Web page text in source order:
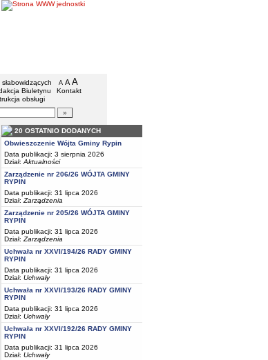
Rypin
dodatkowe
słabowidzących A pomniejsz czcionkę
A standardowy rozmiar czcionki
A
Biuletynu
Kontakt
obsługi
artykułów
20 OSTATNIO DODANYCH
Obwieszczenie Wójta Gminy Rypin
Data publikacji: 3 sierpnia 2026
Dział: Aktualności
Zarządzenie nr 206/26 WÓJTA GMINY
RYPIN
Data publikacji: 31 lipca 2026
Dział: Zarządzenia
Zarządzenie nr 205/26 WÓJTA GMINY
RYPIN
Data publikacji: 31 lipca 2026
Dział: Zarządzenia
Uchwała nr XXVI/194/26 RADY GMINY
RYPIN
Data publikacji: 31 lipca 2026
Dział: Uchwały
Uchwała nr XXVI/193/26 RADY GMINY
RYPIN
Data publikacji: 31 lipca 2026
Dział: Uchwały
Uchwała nr XXVI/192/26 RADY GMINY
RYPIN
Data publikacji: 31 lipca 2026
Dział: Uchwały